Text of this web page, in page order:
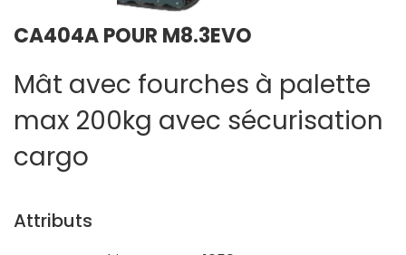
CA404A POUR M8.3EVO
Mât avec fourches à palette
max 200kg avec sécurisation
cargo
Attributs